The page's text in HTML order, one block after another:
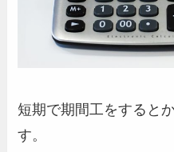
短期で期間工をすると
す。